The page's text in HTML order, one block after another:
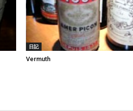
日記
Vermuth